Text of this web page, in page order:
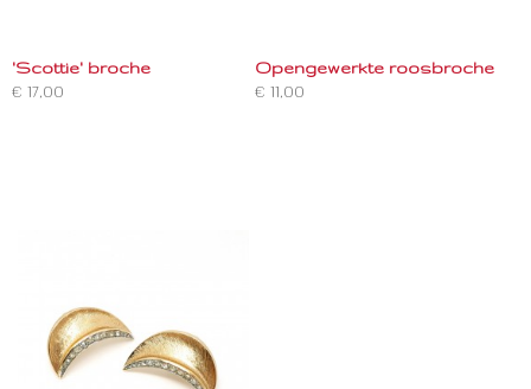
'Scottie' broche
€ 17,00
Opengewerkte roosbroche
€ 11,00